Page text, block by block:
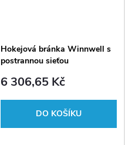
Hokejová bránka Winnwell s
postrannou sieťou
6 306,65 Kč
DO KOŠÍKU